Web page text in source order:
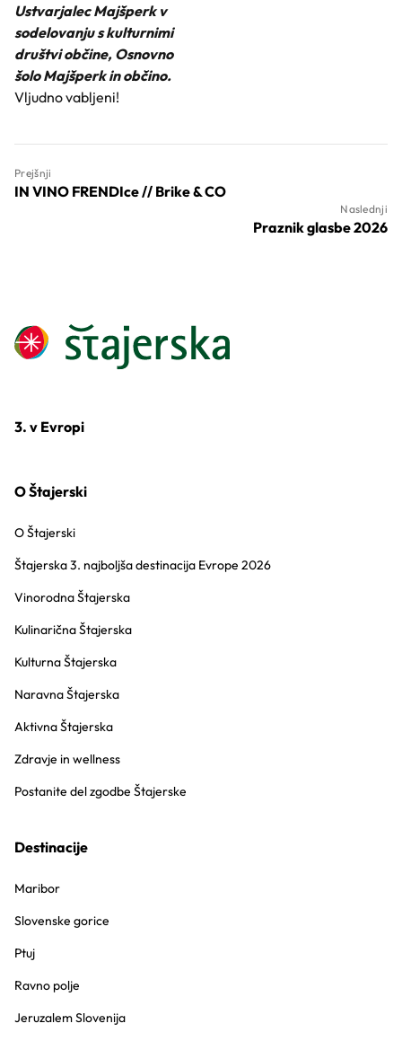
Ustvarjalec Majšperk v
sodelovanju s kulturnimi
društvi občine, Osnovno
šolo Majšperk in občino.
Vljudno vabljeni!
Prejšnji
IN VINO FRENDIce // Brike & CO
Naslednji
Praznik glasbe 2026
3. v Evropi
O Štajerski
O Štajerski
Štajerska 3. najboljša destinacija Evrope 2026
Vinorodna Štajerska
Kulinarična Štajerska
Kulturna Štajerska
Naravna Štajerska
Aktivna Štajerska
Zdravje in wellness
Postanite del zgodbe Štajerske
Destinacije
Maribor
Slovenske gorice
Ptuj
Ravno polje
Jeruzalem Slovenija